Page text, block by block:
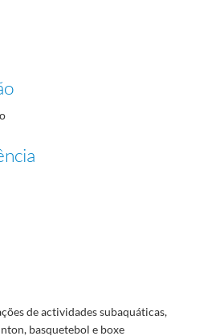
de actividades subaquáticas,
basquetebol e boxe